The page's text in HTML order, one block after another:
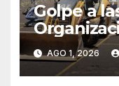
Golpe a
AGO 1, 2026